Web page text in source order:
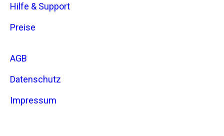
Hilfe & Support
Preise
AGB
Datenschutz
Impressum